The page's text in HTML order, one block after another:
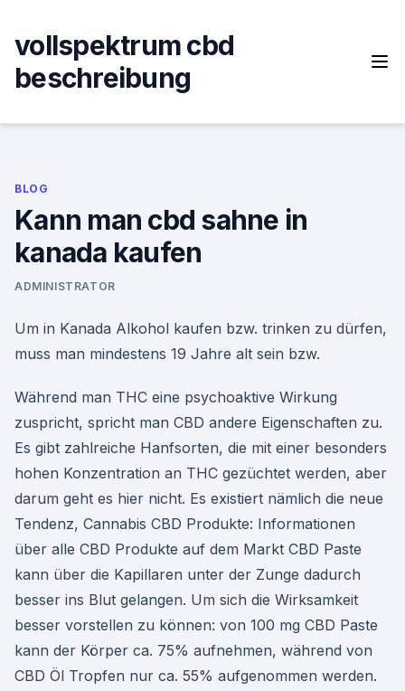
content
vollspektrum cbd
beschreibung
BLOG
Kann man cbd sahne in
kanada kaufen
ADMINISTRATOR
Um in Kanada Alkohol kaufen bzw. trinken zu dürfen,
muss man mindestens 19 Jahre alt sein bzw.
Während man THC eine psychoaktive Wirkung
zuspricht, spricht man CBD andere Eigenschaften zu.
Es gibt zahlreiche Hanfsorten, die mit einer besonders
hohen Konzentration an THC gezüchtet werden, aber
darum geht es hier nicht. Es existiert nämlich die neue
Tendenz, Cannabis CBD Produkte: Informationen
über alle CBD Produkte auf dem Markt CBD Paste
kann über die Kapillaren unter der Zunge dadurch
besser ins Blut gelangen. Um sich die Wirksamkeit
besser vorstellen zu können: von 100 mg CBD Paste
kann der Körper ca. 75% aufnehmen, während von
CBD Öl Tropfen nur ca. 55% aufgenommen werden.